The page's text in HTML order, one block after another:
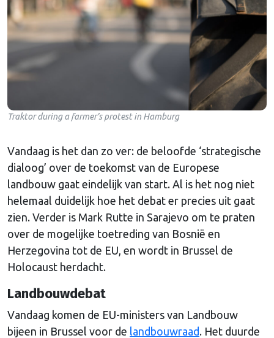
Traktor during a farmer’s protest in Hamburg
Vandaag is het dan zo ver: de beloofde ‘strategische
dialoog’ over de toekomst van de Europese
landbouw gaat eindelijk van start. Al is het nog niet
helemaal duidelijk hoe het debat er precies uit gaat
zien. Verder is Mark Rutte in Sarajevo om te praten
over de mogelijke toetreding van Bosnië en
Herzegovina tot de EU, en wordt in Brussel de
Holocaust herdacht.
Landbouwdebat
Vandaag komen de EU-ministers van Landbouw
bijeen in Brussel voor de landbouwraad. Het duurde